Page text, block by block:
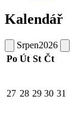
Kalendář
Srpen2026
Po Út St Čt
27 28 29 30 31